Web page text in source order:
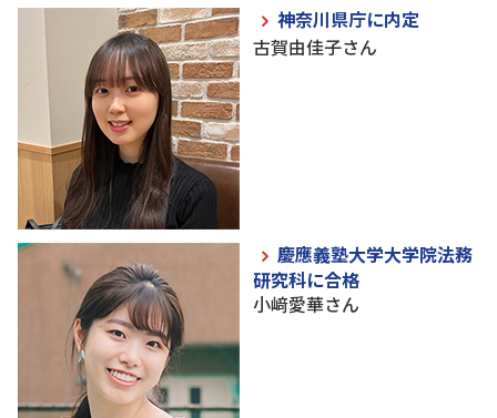
神奈川県庁に内定
古賀由佳子さん
慶應義塾大学大学院法務
研究科に合格
小﨑愛華さん